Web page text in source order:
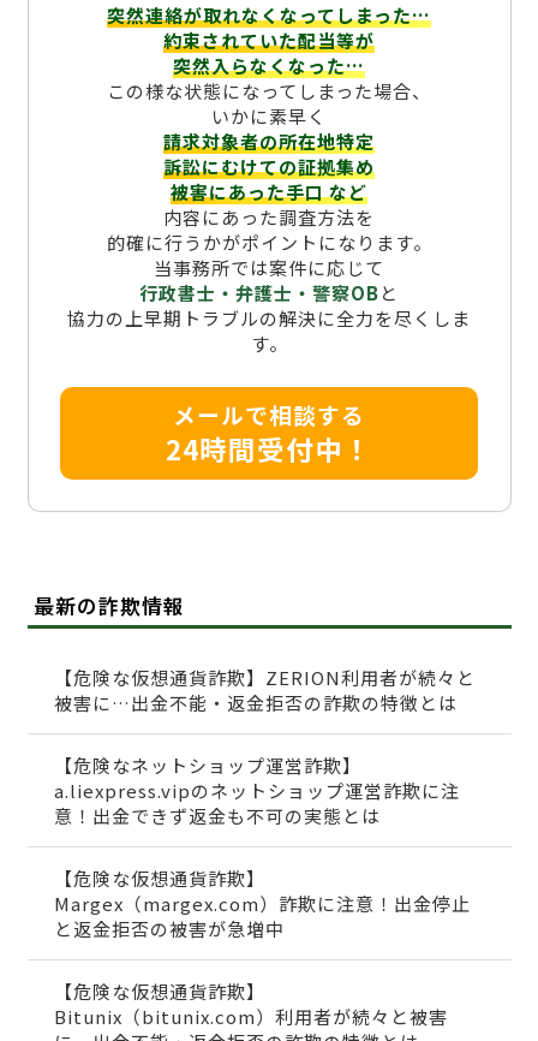
突然連絡が取れなくなってしまった…
約束されていた配当等が
突然入らなくなった…
この様な状態になってしまった場合、
いかに素早く
請求対象者の所在地特定
訴訟にむけての証拠集め
被害にあった手口など
内容にあった調査方法を
的確に行うかがポイントになります。
当事務所では案件に応じて
行政書士・弁護士・警察OBと
協力の上早期トラブルの解決に全力を尽くしま
す。
メールで相談する
24時間受付中！
最新の詐欺情報
【危険な仮想通貨詐欺】ZERION利用者が続々と
被害に…出金不能・返金拒否の詐欺の特徴とは
【危険なネットショップ運営詐欺】
a.liexpress.vipのネットショップ運営詐欺に注
意！出金できず返金も不可の実態とは
【危険な仮想通貨詐欺】
Margex（margex.com）詐欺に注意！出金停止
と返金拒否の被害が急増中
【危険な仮想通貨詐欺】
Bitunix（bitunix.com）利用者が続々と被害